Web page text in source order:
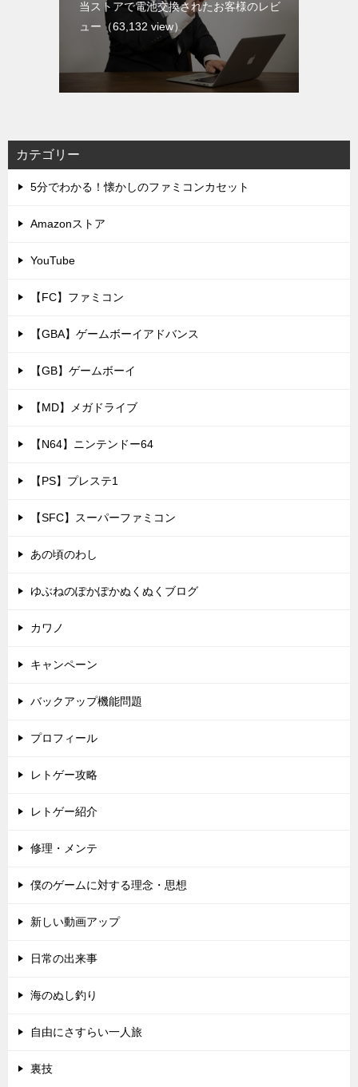
当ストアで電池交換されたお客様のレビ
ュー （63,132 view）
カテゴリー
5分でわかる！懐かしのファミコンカセット
Amazonストア
YouTube
【FC】ファミコン
【GBA】ゲームボーイアドバンス
【GB】ゲームボーイ
【MD】メガドライブ
【N64】ニンテンドー64
【PS】プレステ1
【SFC】スーパーファミコン
あの頃のわし
ゆぶねのぽかぽかぬくぬくブログ
カワノ
キャンペーン
バックアップ機能問題
プロフィール
レトゲー攻略
レトゲー紹介
修理・メンテ
僕のゲームに対する理念・思想
新しい動画アップ
日常の出来事
海のぬし釣り
自由にさすらい一人旅
裏技